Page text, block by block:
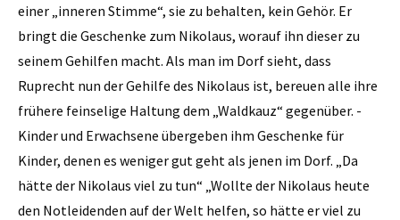
einer „inneren ­Stimme“, sie zu behalten, kein Gehör. Er
bringt die Geschenke zum Nikolaus, ­worauf ihn dieser zu
seinem Gehilfen macht. Als man im Dorf sieht, dass
Ruprecht nun der Gehilfe des Nikolaus ist, bereuen alle ihre
frühere feinselige Haltung dem „Waldkauz“ gegenüber. ­
Kinder und Erwachsene übergeben ihm Geschenke für
Kinder, denen es weniger gut geht als jenen im Dorf. „Da
hätte der Nikolaus viel zu tun“ „Wollte der Nikolaus heute
den Notleidenden auf der Welt helfen, so hätte er viel zu